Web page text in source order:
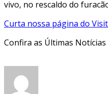
vivo, no rescaldo do
Curta nossa página do
Confira as Últimas Notícias